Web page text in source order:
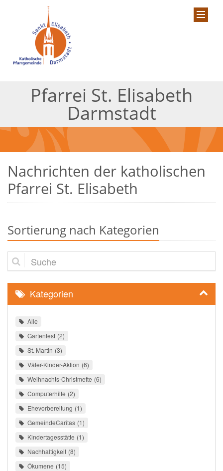
Pfarrei St. Elisabeth
Darmstadt
Nachrichten der katholischen
Pfarrei St. Elisabeth
Sortierung nach Kategorien
Suche
Kategorien
Alle
Gartenfest 2
St. Martin 3
Väter-Kinder-Aktion 6
Weihnachts-Christmette 6
Computerhilfe 2
Ehevorbereitung 1
GemeindeCaritas 1
Kindertagesstätte 1
Nachhaltigkeit 8
Ökumene 15